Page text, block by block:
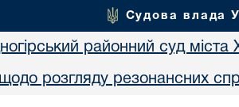
Судова влада
районний суд міста
розгляду резонансних